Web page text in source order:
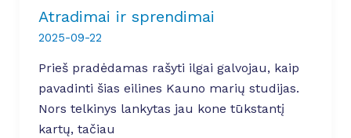
Atradimai ir sprendimai
2025-09-22
Prieš pradėdamas rašyti ilgai galvojau, kaip
pavadinti šias eilines Kauno marių studijas.
Nors telkinys lankytas jau kone tūkstantį
kartų, tačiau